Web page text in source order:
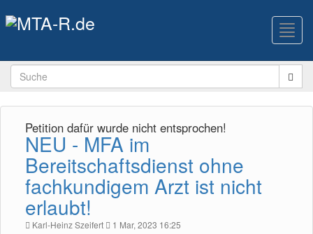
Petition dafür wurde nicht entsprochen!
NEU - MFA im
Bereitschaftsdienst ohne
fachkundigem Arzt ist nicht
erlaubt!
Karl-Heinz Szeifert 1 Mar, 2023 16:25